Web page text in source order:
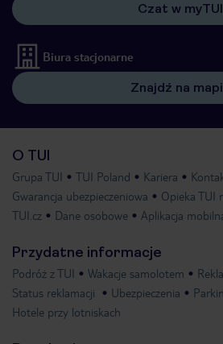
Czat w myTUI
Biura stacjonarne
Znajdź na
O TUI
Grupa TUI TUI Poland Kariera
Gwarancja ubezpieczeniowa
Opieka TUI
TUI.cz
Dane osobowe Aplikacja
Przydatne informacje
Podróż z TUI Wakacje samolotem
Status reklamacji
Ubezpieczenia
Hotele przy lotniskach